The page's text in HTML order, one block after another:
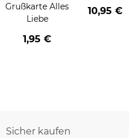
Grußkarte Alles
Liebe
1,95 €
10,95 €
Sicher kaufen